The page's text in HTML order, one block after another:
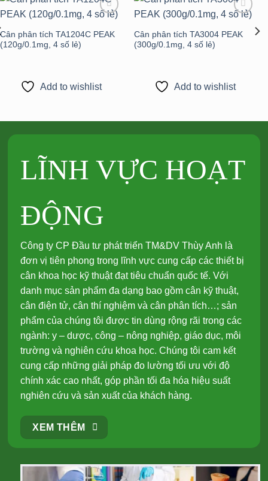
wishlist
Cân phân tích TA1204C PEAK
(120g/0.1mg, 4 số lẻ)
Add to wishlist
wishlist
Cân phân tích TA3004 PEAK
(300g/0.1mg, 4 số lẻ)
Add to wishlist
LĨNH VỰC HOẠT
ĐỘNG
Công ty CP Đầu tư phát triển TM&DV Thùy Anh là
đơn vị tiên phong trong lĩnh vực cung cấp các thiết bị
cân khoa học kỹ thuật đạt tiêu chuẩn quốc tế. Với
danh mục sản phẩm đa dạng bao gồm cân kỹ thuật,
cân điện tử, cân thí nghiệm và cân phân tích…; sản
phẩm của chúng tôi được tin dùng rộng rãi trong các
ngành: y – dược, công – nông nghiệp, giáo dục, môi
trường và nghiên cứu khoa học. Chúng tôi cam kết
cung cấp những giải pháp đo lường tối ưu với độ
chính xác cao nhất, góp phần tối đa hóa hiệu suất
nghiên cứu và sản xuất của khách hàng.
XEM THÊM